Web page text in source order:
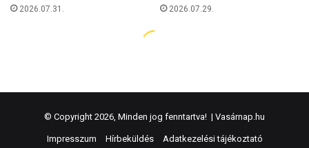
© Copyright 2026, Minden jog fenntartva! | Vasárnap.hu
Impresszum Hírbeküldés Adatkezelési tájékoztató